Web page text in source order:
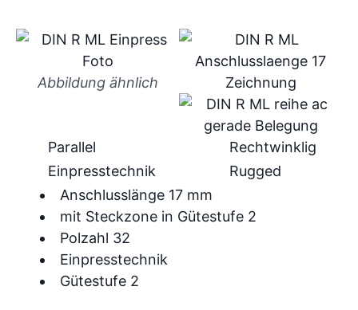
Abbildung ähnlich
Anschlusslänge 17 mm
mit Steckzone in Gütestufe 2
Polzahl 32
Einpresstechnik
Gütestufe 2
Parallel
Rechtwinklig
Einpresstechnik
Rugged